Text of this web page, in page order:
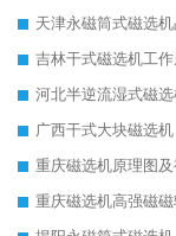
天津永磁筒式磁选
吉林干式磁选机工作
河北半逆流湿式磁
广西干式大块磁选机
重庆磁选机原理图
重庆磁选机高强磁